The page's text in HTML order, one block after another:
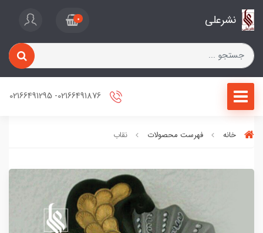
نشرعلی 0
خانه فهرست محصولات نقاب